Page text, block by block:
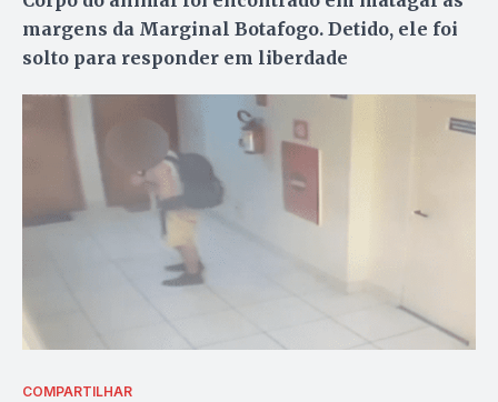
margens da Marginal Botafogo. Detido, ele foi
solto para responder em liberdade
COMPARTILHAR